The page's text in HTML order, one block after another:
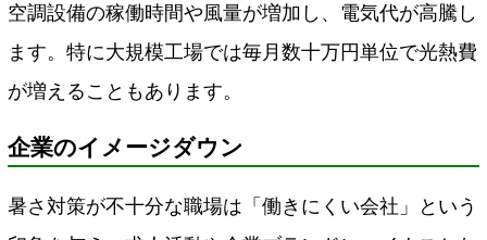
空調設備の稼働時間や風量が増加し、電気代が高騰し
ます。特に大規模工場では毎月数十万円単位で光熱費
が増えることもあります。
企業のイメージダウン
暑さ対策が不十分な職場は「働きにくい会社」という